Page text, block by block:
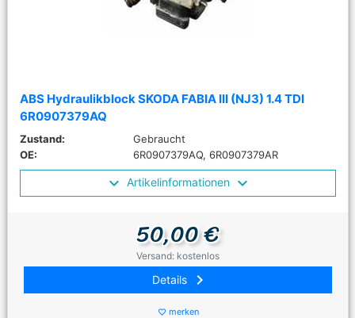
ABS Hydraulikblock SKODA FABIA III (NJ3) 1.4 TDI
6R0907379AQ
Zustand:
Gebraucht
OE:
6R0907379AQ, 6R0907379AR
Artikelinformationen
50,00 €
Versand: kostenlos
Details keyboard_arrow_right
favorite_border merken